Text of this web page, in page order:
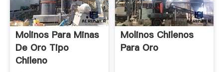
Molinos Para Minas
De Oro Tipo
Chileno
Molinos Chilenos
Para Oro